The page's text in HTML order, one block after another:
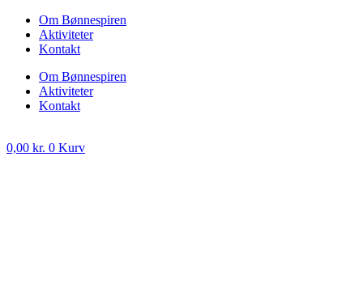
Om Bønnespiren
Aktiviteter
Kontakt
Om Bønnespiren
Aktiviteter
Kontakt
0,00 kr. 0 Kurv